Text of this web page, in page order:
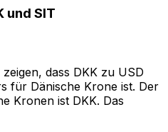
und SIT
dass DKK zu USD
für Dänische Krone ist. Der
Kronen ist DKK. Das